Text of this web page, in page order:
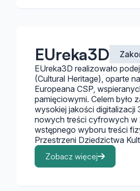
EUreka3D
EUreka3D realizowało
(Cultural Heritage), oparte
Europeana CSP,
pamięciowymi. Celem było
wysokiej jakości digitalizacji
nowych treści cyfrowych w
wstępnego wyboru treści
Przestrzeni Dziedzictwa
Zobacz więcej